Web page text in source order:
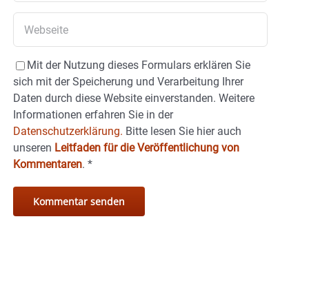
Mit der Nutzung dieses Formulars erklären Sie
sich mit der Speicherung und Verarbeitung Ihrer
Daten durch diese Website einverstanden. Weitere
Informationen erfahren Sie in der
Datenschutzerklärung. Bitte lesen Sie hier auch
unseren Leitfaden für die Veröffentlichung von
Kommentaren. *